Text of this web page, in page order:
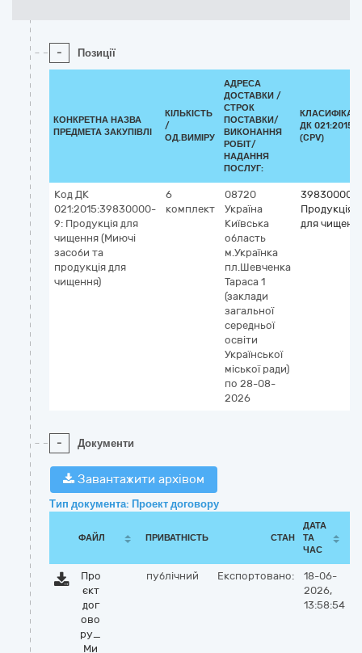
- Позиції
КОНКРЕТНА НАЗВА
ПРЕДМЕТА ЗАКУПІВЛІ
КІЛЬКІСТЬ
/
ОД.ВИМІРУ
АДРЕСА
ДОСТАВКИ /
СТРОК
ПОСТАВКИ/
ВИКОНАННЯ
РОБІТ/
НАДАННЯ
ПОСЛУГ:
ДК 021:2015
(CPV)
Код ДК
021:2015:39830000-
9: Продукція для
чищення (Миючі
засоби та
продукція для
чищення)
6
комплект
08720
Україна
Київська
область
м.Українка
пл.Шевченка
Тараса 1
(заклади
загальної
середньої
освіти
Української
міської ради)
по 28-08-
2026
39830000-
Продукція
для
- Документи
Завантажити архівом
Тип документа: Проект договору
ФАЙЛ ПРИВАТНІСТЬ СТАН
ДАТА
ТА
ЧАС
Про
єкт
дог
ово
ру_
Ми
публічний Експортовано:
18-06-
2026,
13:58:54